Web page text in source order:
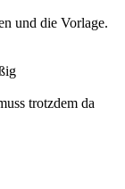
und die Vorlage.
trotzdem da